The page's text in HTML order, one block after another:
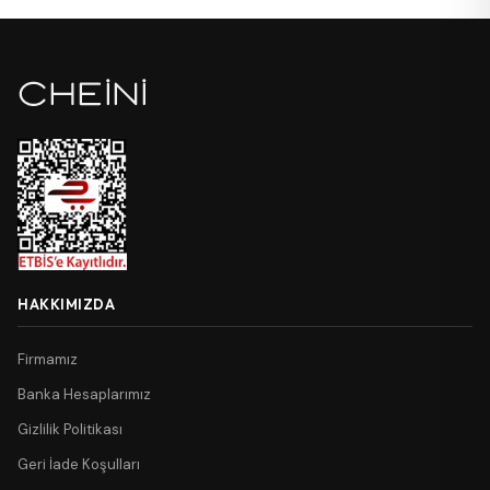
HAKKIMIZDA
Firmamız
Banka Hesaplarımız
Gizlilik Politikası
Geri İade Koşulları